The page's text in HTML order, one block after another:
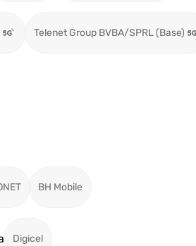
Telenet Group BVBA/SPRL (Base)
BH Mobile
Digicel